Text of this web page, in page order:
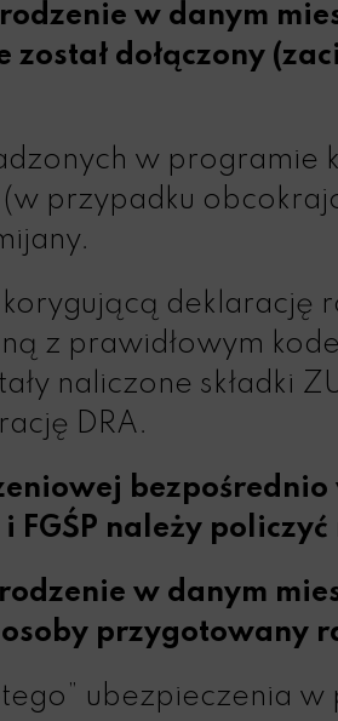
w danym
dołączony
w programie
(w przypadku
deklarację
z prawidłowym
naliczone składki
DRA.
FGŚP należy policzyć
w danym
osoby przygotowany
ubezpieczenia w